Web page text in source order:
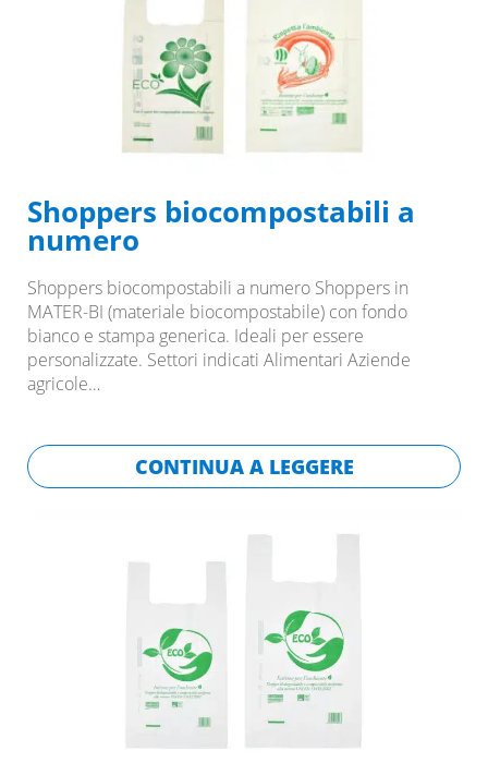
Shoppers biocompostabili a
numero
Shoppers biocompostabili a numero Shoppers in
MATER-BI (materiale biocompostabile) con fondo
bianco e stampa generica. Ideali per essere
personalizzate. Settori indicati Alimentari Aziende
agricole…
CONTINUA A LEGGERE